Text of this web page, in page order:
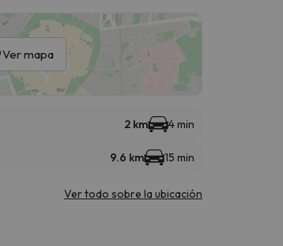
Ver mapa
2 km 4 min
9.6 km 15 min
Ver todo sobre la ubicación